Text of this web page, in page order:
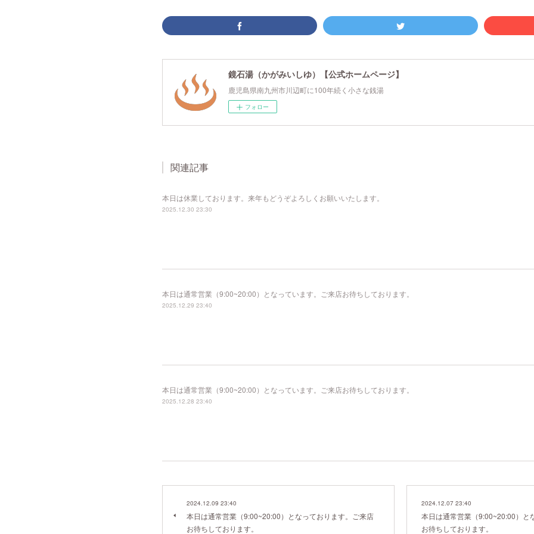
鏡石湯（かがみいしゆ）【公式ホームページ】
鹿児島県南九州市川辺町に100年続く小さな銭湯
フォロー
関連記事
本日は休業しております。来年もどうぞよろしくお願いいたします。
2025.12.30 23:30
本日は通常営業（9:00~20:00）となっています。ご来店お待ちしております。
2025.12.29 23:40
本日は通常営業（9:00~20:00）となっています。ご来店お待ちしております。
2025.12.28 23:40
2024.12.09 23:40
本日は通常営業（9:00~20:00）となっております。ご来店
お待ちしております。
2024.12.07 23:40
本日は通常営業（9:00~20:00）と
お待ちしております。